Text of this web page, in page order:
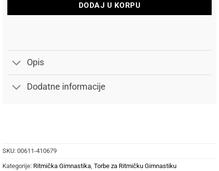
DODAJ U KORPU
Opis
Dodatne informacije
SKU: 00611-410679
Kategorije: Ritmička Gimnastika Torbe za Ritmičku Gimnastiku